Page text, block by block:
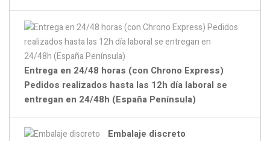
Entrega en 24/48 horas (con Chrono Express)
Pedidos realizados hasta las 12h día laboral se
entregan en 24/48h (España Península)
Embalaje discreto